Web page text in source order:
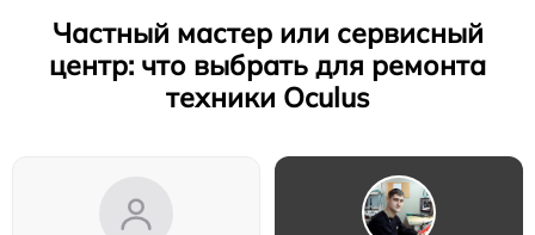
Частный мастер или сервисный
центр: что выбрать для ремонта
техники Oculus